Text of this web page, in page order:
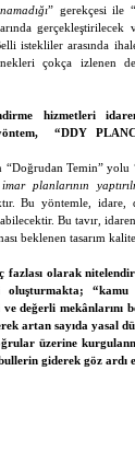
” gerekçesi ile
istekliler arasında
çokça izlenen
hizmetleri
“DDY
“Doğrudan Temin” yolu
planlarının
Bu yöntemle,
Bu tavır,
beklenen tasarım
fazlası olarak
“kamu
değerli
artan sayıda yasal
üzerine
giderek göz ardı